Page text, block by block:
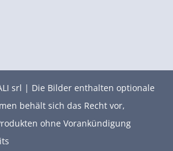
srl | Die Bilder enthalten optionale
behält sich das Recht vor,
ohne Vorankündigung